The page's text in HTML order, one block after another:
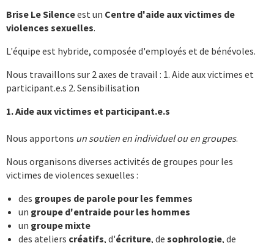
Brise Le Silenceest un Centre d'aide aux victimes de
violences sexuelles.
L'équipe est hybride, composée d'employés et de bénévoles.
Nous travaillons sur 2 axes de travail : 1. Aide aux victimes et
participant.e.s 2. Sensibilisation
1. Aide aux victimes et participant.e.s
Nous apportons un soutien en individuel ou en groupes.
Nous organisons diverses activités de groupes pour les
victimes de violences sexuelles :
des groupes de parole pour les femmes
un groupe d'entraide pour les hommes
un groupe mixte
des ateliers créatifs, d'écriture, de sophrologie, de